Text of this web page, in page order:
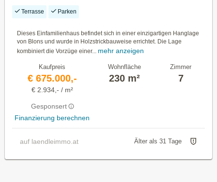
Terrasse Parken
Dieses Einfamilienhaus befindet sich in einer einzigartigen Hanglage
von Blons und wurde in Holzstrickbauweise errichtet. Die Lage
kombiniert die Vorzüge einer...
mehr anzeigen
Kaufpreis
€ 675.000,-
€ 2.934,- / m²
Gesponsert
Finanzierung berechnen
Wohnfläche
230 m²
Zimmer
7
auf laendleimmo.at Älter als 31 Tage